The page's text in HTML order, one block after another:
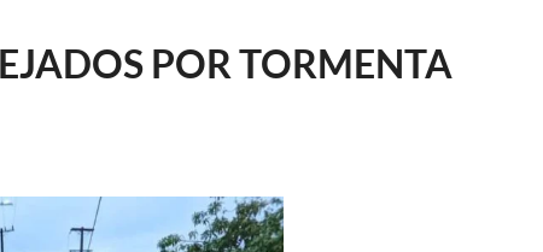
POR TORMENTA